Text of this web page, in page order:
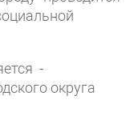
-
округа